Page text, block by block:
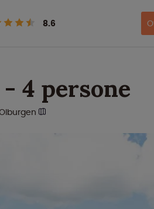
8.6
4 persone